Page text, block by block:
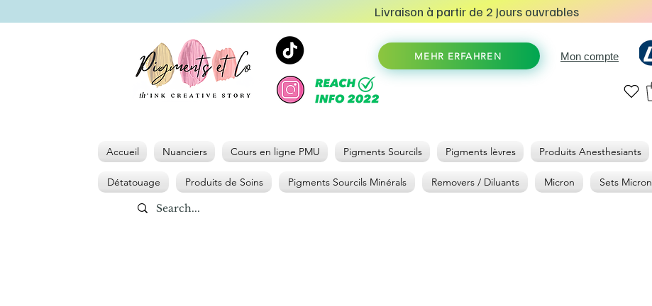
MEHR ERFAHREN Mon compte
Accueil Nuanciers Cours en ligne PMU Pigments Sourcils Pigments lèvres Produits Anesthesiants
Détatouage Produits de Soins Pigments Sourcils Minérals Removers / Diluants Micron Sets Micron
Livraison à partir de 2 Jours ouvrables